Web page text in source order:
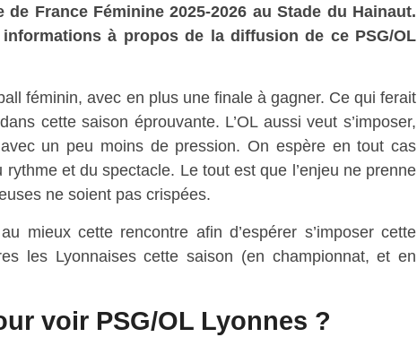
de France Féminine 2025-2026 auStade du Hainaut.
à propos de la diffusion de ce PSG/OL
féminin, avec en plus une finale à gagner. Ce qui ferait
cette saison éprouvante. L’OL aussi veut s’imposer,
un peu moins de pression. On espère en tout cas
et du spectacle. Le tout est que l’enjeu ne prenne
ne soient pas crispées.
mieux cette rencontre afin d’espérer s’imposer cette
les Lyonnaises cette saison (en championnat, et en
voir PSG/OL Lyonnes ?